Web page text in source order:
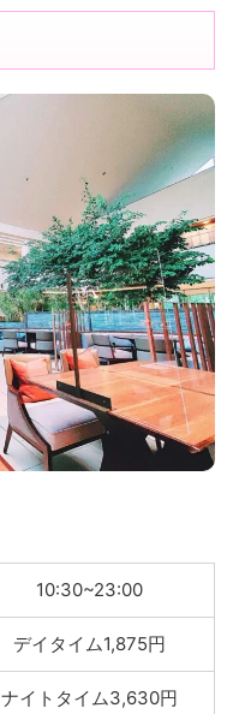
10:30~23:00
デイタイム1,875円
ナイトタイム3,630円